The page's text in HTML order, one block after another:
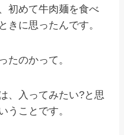
初めて牛肉麺を食べ
きに思ったんです。
たのかって。
、入ってみたい?と思
うことです。